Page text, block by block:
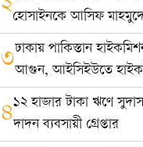
২হোসাইনকে আসিফ
নোটিশ
৩ঢাকায় পাকিস্তান
আগুন, আইসিইউতে
৪১২ হাজার টাকা ঋণে
দাদন ব্যবসায়ী গ্রেপ্তার